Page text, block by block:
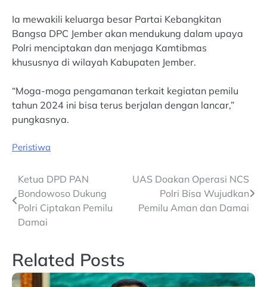
Ia mewakili keluarga besar Partai Kebangkitan
Bangsa DPC Jember akan mendukung dalam upaya
Polri menciptakan dan menjaga Kamtibmas
khususnya di wilayah Kabupaten Jember.
“Moga-moga pengamanan terkait kegiatan pemilu
tahun 2024 ini bisa terus berjalan dengan lancar,”
pungkasnya.
Peristiwa
Post
navigation
Ketua DPD PAN
Bondowoso Dukung
Polri Ciptakan Pemilu
Damai
UAS Doakan Operasi NCS
Polri Bisa Wujudkan
Pemilu Aman dan Damai
Related Posts